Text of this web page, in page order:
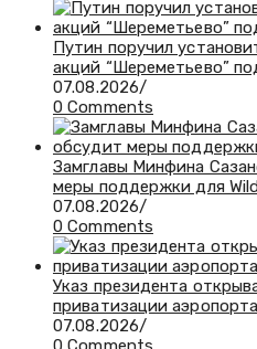
Путин поручил
акций “Шереметьево”
07.08.2026/
0 Comments
Замглавы Минфина
меры поддержки для
07.08.2026/
0 Comments
Указ президента
приватизации аэропорта
07.08.2026/